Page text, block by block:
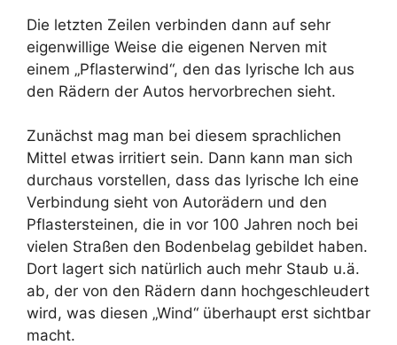
Die letzten Zeilen verbinden dann auf sehr
eigenwillige Weise die eigenen Nerven mit
einem „Pflasterwind“, den das lyrische Ich aus
den Rädern der Autos hervorbrechen sieht.
Zunächst mag man bei diesem sprachlichen
Mittel etwas irritiert sein. Dann kann man sich
durchaus vorstellen, dass das lyrische Ich eine
Verbindung sieht von Autorädern und den
Pflastersteinen, die in vor 100 Jahren noch bei
vielen Straßen den Bodenbelag gebildet haben.
Dort lagert sich natürlich auch mehr Staub u.ä.
ab, der von den Rädern dann hochgeschleudert
wird, was diesen „Wind“ überhaupt erst sichtbar
macht.